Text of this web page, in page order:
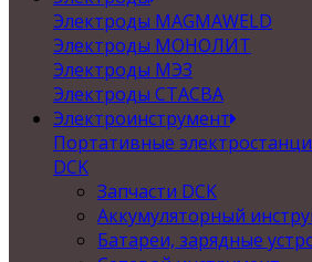
Электроды MAGMAWELD
Электроды МОНОЛИТ
Электроды МЭЗ
Электроды СТАСВА
Электроинструмент
Портативные
DCK
Запчасти DCK
Аккумуляторный
Батареи, зарядные